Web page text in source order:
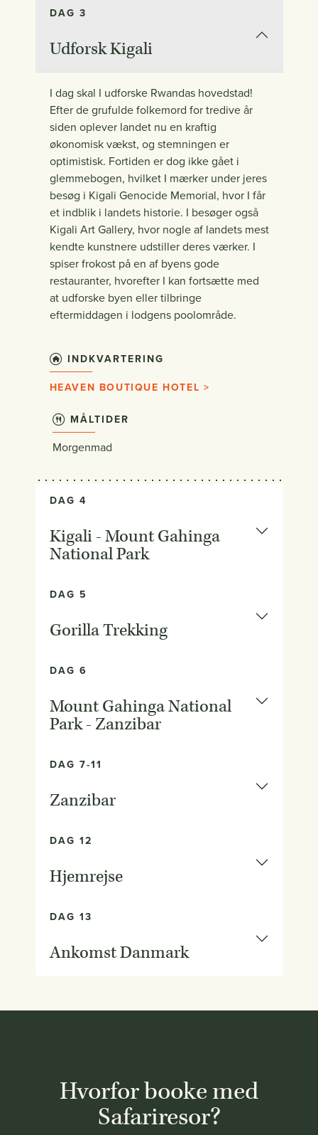
DAG 3
Udforsk Kigali
I dag skal I udforske Rwandas hovedstad!
Efter de grufulde folkemord for tredive år
siden oplever landet nu en kraftig
økonomisk vækst, og stemningen er
optimistisk. Fortiden er dog ikke gået i
glemmebogen, hvilket I mærker under jeres
besøg i Kigali Genocide Memorial, hvor I får
et indblik i landets historie. I besøger også
Kigali Art Gallery, hvor nogle af landets mest
kendte kunstnere udstiller deres værker. I
spiser frokost på en af byens gode
restauranter, hvorefter I kan fortsætte med
at udforske byen eller tilbringe
eftermiddagen i lodgens poolområde.
INDKVARTERING
HEAVEN BOUTIQUE HOTEL >
MÅLTIDER
Morgenmad
DAG 4
Kigali - Mount Gahinga
National Park
DAG 5
Gorilla Trekking
DAG 6
Mount Gahinga National
Park - Zanzibar
DAG 7-11
Zanzibar
DAG 12
Hjemrejse
DAG 13
Ankomst Danmark
Hvorfor booke med
Safariresor?